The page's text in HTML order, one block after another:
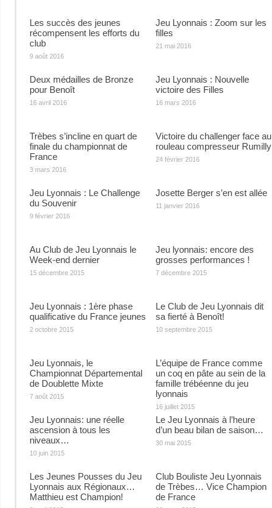
Les succès des jeunes
récompensent les efforts du
club
9 août 2016
Jeu Lyonnais : Zoom sur les
filles
21 mai 2016
Deux médailles de Bronze
pour Benoît
16 avril 2016
Jeu Lyonnais : Nouvelle
victoire des Filles
16 mars 2016
Trèbes s’incline en quart de
finale du championnat de
France
3 mars 2016
Victoire du challenger face au
rouleau compresseur Rumilly
24 février 2016
Jeu Lyonnais : Le Challenge
du Souvenir
9 février 2016
Josette Berger s’en est allée
11 janvier 2016
Au Club de Jeu Lyonnais le
Week-end dernier
15 décembre 2015
Jeu lyonnais: encore des
grosses performances !
7 décembre 2015
Jeu Lyonnais : 1ère phase
qualificative du France jeunes
2 octobre 2015
Le Club de Jeu Lyonnais dit
sa fierté à Benoît!
10 septembre 2015
Jeu Lyonnais, le
Championnat Départemental
de Doublette Mixte
7 août 2015
L’équipe de France comme
un coq en pâte au sein de la
famille trébéenne du jeu
lyonnais
16 juillet 2015
Jeu Lyonnais: une réelle
ascension à tous les
niveaux…
10 juin 2015
Le Jeu Lyonnais à l’heure
d’un beau bilan de saison…
30 mai 2015
Les Jeunes Pousses du Jeu
Lyonnais aux Régionaux…
Matthieu est Champion!
Club Bouliste Jeu Lyonnais
de Trèbes… Vice Champion
de France